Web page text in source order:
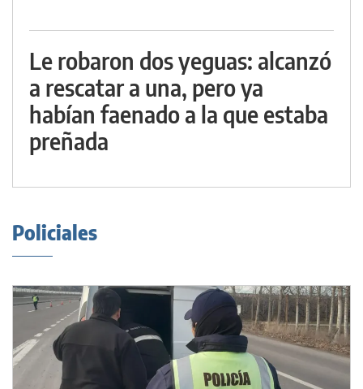
Le robaron dos yeguas: alcanzó
a rescatar a una, pero ya
habían faenado a la que estaba
preñada
Policiales